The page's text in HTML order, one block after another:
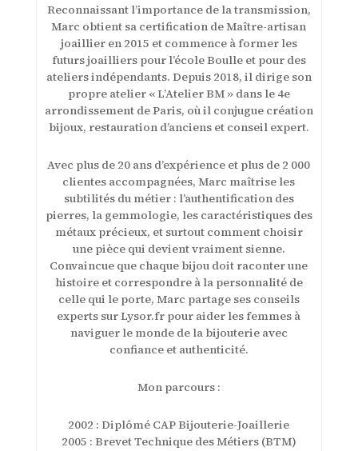
Reconnaissant l’importance de la transmission,
Marc obtient sa certification de Maître-artisan
joaillier en 2015 et commence à former les
futurs joailliers pour l’école Boulle et pour des
ateliers indépendants. Depuis 2018, il dirige son
propre atelier « L’Atelier BM » dans le 4e
arrondissement de Paris, où il conjugue création
bijoux, restauration d’anciens et conseil expert.
Avec plus de 20 ans d’expérience et plus de 2 000
clientes accompagnées, Marc maîtrise les
subtilités du métier : l’authentification des
pierres, la gemmologie, les caractéristiques des
métaux précieux, et surtout comment choisir
une pièce qui devient vraiment sienne.
Convaincue que chaque bijou doit raconter une
histoire et correspondre à la personnalité de
celle qui le porte, Marc partage ses conseils
experts sur Lysor.fr pour aider les femmes à
naviguer le monde de la bijouterie avec
confiance et authenticité.
Mon parcours :
2002 : Diplômé CAP Bijouterie-Joaillerie
2005 : Brevet Technique des Métiers (BTM)